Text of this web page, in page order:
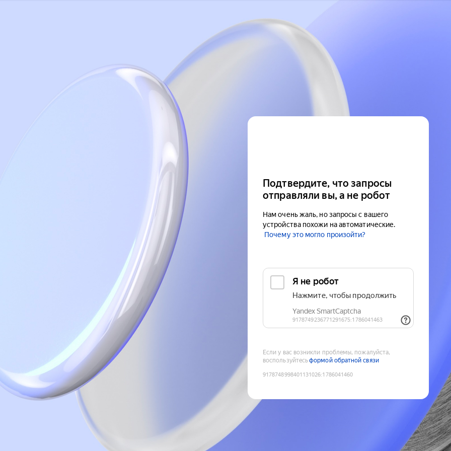
Подтвердите, что запросы
отправляли вы, а не робот
Нам очень жаль, но запросы с вашего
устройства похожи на автоматические.
Почему это могло произойти?
Если у вас возникли проблемы, пожалуйста,
воспользуйтесьформой обратной связи
9178748998401131026:1786041460